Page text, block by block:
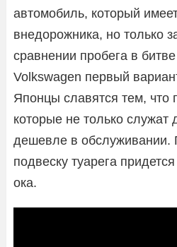
автомобиль, который
внедорожника, но только
сравнении пробега в
Volkswagen первый
Японцы славятся тем, что
которые не только служат
дешевле в обслуживании.
подвеску туарега
ока.